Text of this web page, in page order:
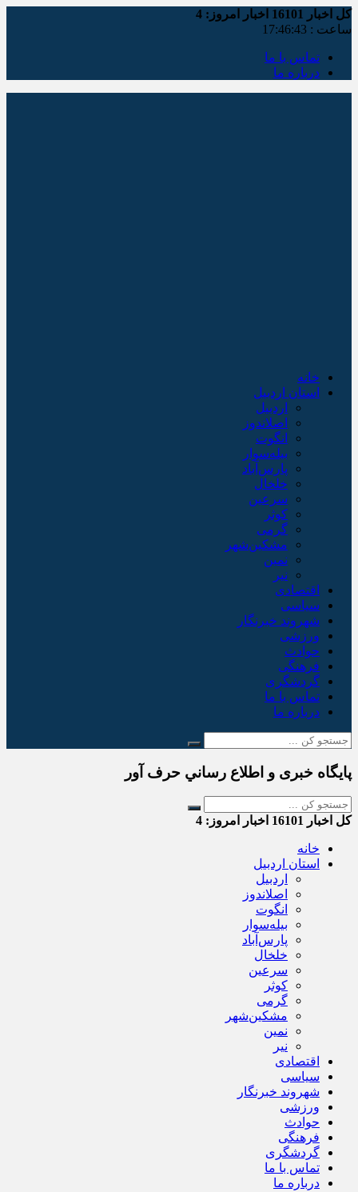
کل اخبار اخبار امروز: 4
ساعت : 17:46:44
تماس با ما
درباره ما
خانه
استان اردبیل
اردبیل
اصلاندوز
انگوت
بیله‌سوار
پارس‌آباد
خلخال
سرعین
کوثر
گرمی
مشکین‌شهر
نمین
نیر
اقتصادی
سیاسی
شهروند خبرنگار
ورزشی
حوادث
فرهنگی
گردشگری
تماس با ما
درباره ما
پایگاه خبری و اطلاع رساني حرف آور
کل اخبار اخبار امروز: 4
خانه
استان اردبیل
اردبیل
اصلاندوز
انگوت
بیله‌سوار
پارس‌آباد
خلخال
سرعین
کوثر
گرمی
مشکین‌شهر
نمین
نیر
اقتصادی
سیاسی
شهروند خبرنگار
ورزشی
حوادث
فرهنگی
گردشگری
تماس با ما
درباره ما